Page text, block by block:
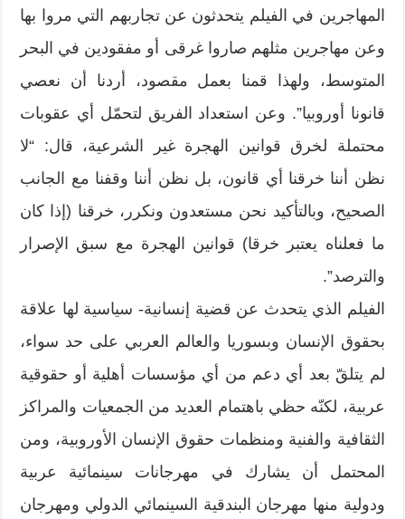
المهاجرين في الفيلم يتحدثون عن تجاربهم التي مروا بها
وعن مهاجرين مثلهم صاروا غرقى أو مفقودين في البحر
المتوسط، ولهذا قمنا بعمل مقصود، أردنا أن نعصي
قانونا أوروبيا”. وعن استعداد الفريق لتحمّل أي عقوبات
محتملة لخرق قوانين الهجرة غير الشرعية، قال: “لا
نظن أننا خرقنا أي قانون، بل نظن أننا وقفنا مع الجانب
الصحيح، وبالتأكيد نحن مستعدون ونكرر، خرقنا (إذا كان
ما فعلناه يعتبر خرقا) قوانين الهجرة مع سبق الإصرار
والترصد”.
الفيلم الذي يتحدث عن قضية إنسانية- سياسية لها علاقة
بحقوق الإنسان وبسوريا والعالم العربي على حد سواء،
لم يتلقّ بعد أي دعم من أي مؤسسات أهلية أو حقوقية
عربية، لكنّه حظي باهتمام العديد من الجمعيات والمراكز
الثقافية والفنية ومنظمات حقوق الإنسان الأوروبية، ومن
المحتمل أن يشارك في مهرجانات سينمائية عربية
ودولية منها مهرجان البندقية السينمائي الدولي ومهرجان